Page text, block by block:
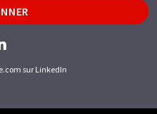
sur LinkedIn